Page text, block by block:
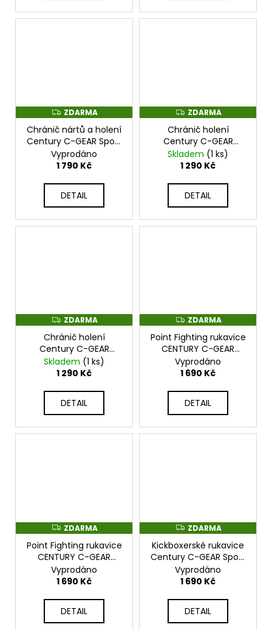
Z
D
A
R
M
A
ZDARMA
Chránič nártů a holení
Century C-GEAR Sport
Respect schváleno pro
WAKO - červené -
Vyprodáno
1 790 Kč
DETAIL
Z
D
A
M
A
ZDARMA
Chránič holení
Century C-GEAR
schváleno pro WAKO -
modré - 117332E-610
Skladem (1 ks)
1 290 Kč
DETAIL
Z
D
A
R
M
A
ZDARMA
Chránič holení
Century C-GEAR
schváleno pro WAKO -
červené - 117332E-910
Skladem (1 ks)
1 290 Kč
DETAIL
Z
D
A
R
M
A
ZDARMA
Point Fighting rukavice
CENTURY C-GEAR
Sport Respect
certifikované WAKO -
Vyprodáno
1 690 Kč
DETAIL
Z
D
A
R
M
A
ZDARMA
Point Fighting rukavice
CENTURY C-GEAR
Sport Respect
certifikované WAKO -
Vyprodáno
1 690 Kč
DETAIL
Z
D
A
R
M
A
ZDARMA
Kickboxerské rukavice
Century C-GEAR Sport
Respect certifikované
WAKO - modré -
Vyprodáno
1 690 Kč
DETAIL